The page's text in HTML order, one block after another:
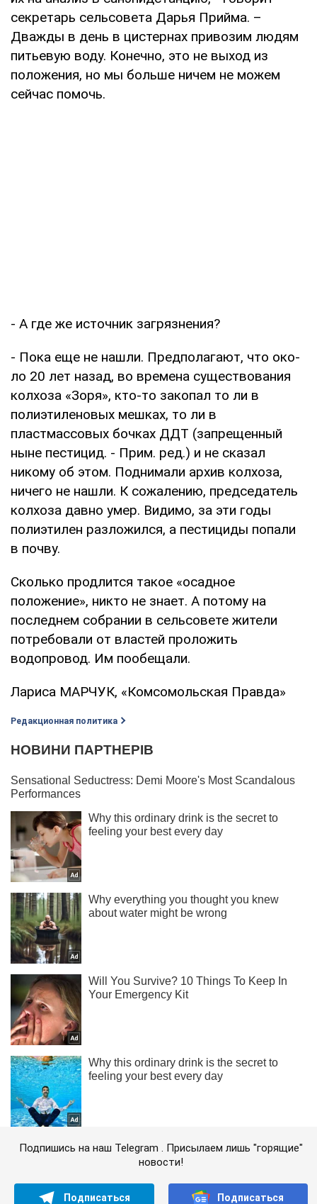
секретарь сельсовета Дарья Прийма. –
Дважды в день в цистернах привозим людям
питьевую воду. Конечно, это не выход из
положения, но мы больше ничем не мо­жем
сейчас помочь.
- А где же источник загрязнения?
- Пока еще не нашли. Предполагают, что око­
ло 20 лет назад, во вре­мена существования
колхоза «Зоря», кто-то закопал то ли в
полиэти­леновых мешках, то ли в
пластмассовых бочках ДДТ (запрещенный
ны­не пестицид. - Прим. ред.) и не сказал
никому об этом. Поднимали ар­хив колхоза,
ничего не нашли. К сожалению, председатель
колхоза дав­но умер. Видимо, за эти годы
полиэтилен разло­жился, а пестициды попа­ли
в почву.
Сколько продлится та­кое «осадное
положение», никто не знает. А потому на
последнем собрании в сельсовете жители
потре­бовали от властей проло­жить
водопровод. Им по­обещали.
Лариса МАРЧУК, «Комсомольская Правда»
Редакционная политика
Подпишись на наш Telegram . Присылаем лишь "горящие"
новости!
Подписаться Подписаться